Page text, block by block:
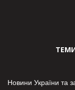
Новини України та